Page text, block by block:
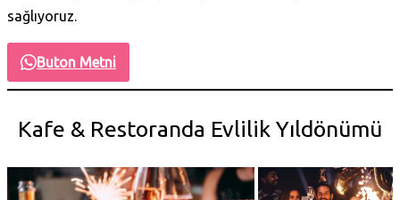
sağlıyoruz.
Buton Metni
Kafe & Restoranda Evlilik Yıldönümü